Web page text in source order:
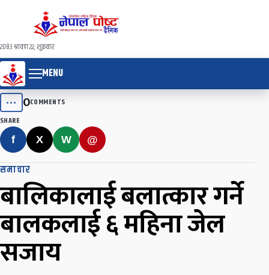
२०८३ श्रावण २२, शुक्रवार
MENU
••• 0COMMENTS
SHARE
f X W @
समाचार
बालिकालाई बलात्कार गर्ने
बालकलाई ६ महिना जेल
सजाय